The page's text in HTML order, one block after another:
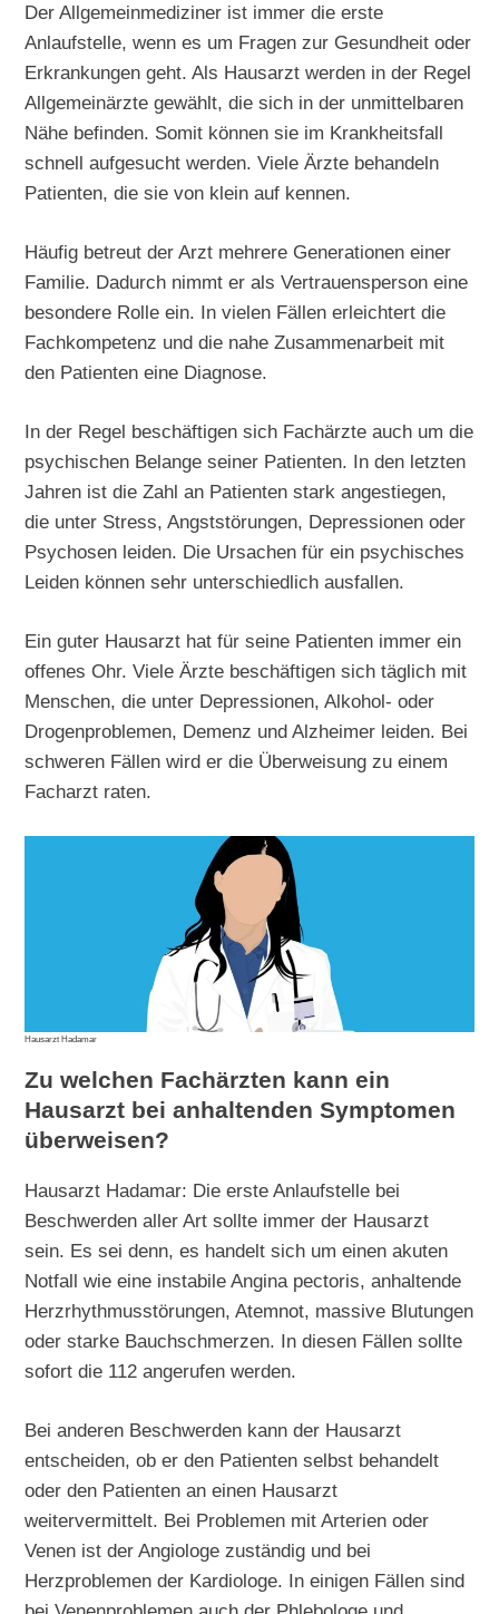
Der Allgemeinmediziner ist immer die erste
Anlaufstelle, wenn es um Fragen zur Gesundheit oder
Erkrankungen geht. Als Hausarzt werden in der Regel
Allgemeinärzte gewählt, die sich in der unmittelbaren
Nähe befinden. Somit können sie im Krankheitsfall
schnell aufgesucht werden. Viele Ärzte behandeln
Patienten, die sie von klein auf kennen.
Häufig betreut der Arzt mehrere Generationen einer
Familie. Dadurch nimmt er als Vertrauensperson eine
besondere Rolle ein. In vielen Fällen erleichtert die
Fachkompetenz und die nahe Zusammenarbeit mit
den Patienten eine Diagnose.
In der Regel beschäftigen sich Fachärzte auch um die
psychischen Belange seiner Patienten. In den letzten
Jahren ist die Zahl an Patienten stark angestiegen,
die unter Stress, Angststörungen, Depressionen oder
Psychosen leiden. Die Ursachen für ein psychisches
Leiden können sehr unterschiedlich ausfallen.
Ein guter Hausarzt hat für seine Patienten immer ein
offenes Ohr. Viele Ärzte beschäftigen sich täglich mit
Menschen, die unter Depressionen, Alkohol- oder
Drogenproblemen, Demenz und Alzheimer leiden. Bei
schweren Fällen wird er die Überweisung zu einem
Facharzt raten.
Hausarzt Hadamar
Zu welchen Fachärzten kann ein
Hausarzt bei anhaltenden Symptomen
überweisen?
Hausarzt Hadamar: Die erste Anlaufstelle bei
Beschwerden aller Art sollte immer der Hausarzt
sein. Es sei denn, es handelt sich um einen akuten
Notfall wie eine instabile Angina pectoris, anhaltende
Herzrhythmusstörungen, Atemnot, massive Blutungen
oder starke Bauchschmerzen. In diesen Fällen sollte
sofort die 112 angerufen werden.
Bei anderen Beschwerden kann der Hausarzt
entscheiden, ob er den Patienten selbst behandelt
oder den Patienten an einen Hausarzt
weitervermittelt. Bei Problemen mit Arterien oder
Venen ist der Angiologe zuständig und bei
Herzproblemen der Kardiologe. In einigen Fällen sind